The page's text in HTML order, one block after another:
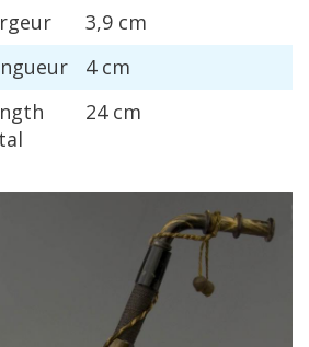
3,9 cm
4 cm
24 cm